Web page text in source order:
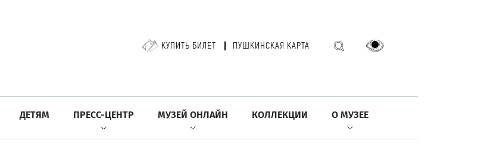
КУПИТЬ БИЛЕТ ПУШКИНСКАЯ КАРТА
ДЕТЯМ ПРЕСС-ЦЕНТР МУЗЕЙ ОНЛАЙН КОЛЛЕКЦИИ О МУЗЕЕ